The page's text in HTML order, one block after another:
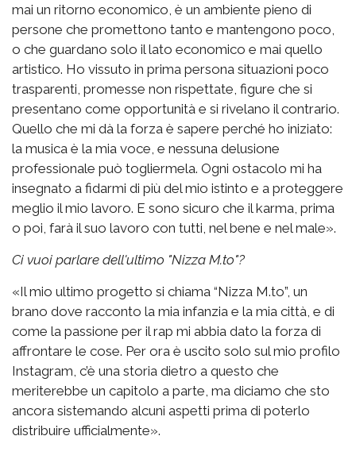
mai un ritorno economico, è un ambiente pieno di
persone che promettono tanto e mantengono poco,
o che guardano solo il lato economico e mai quello
artistico. Ho vissuto in prima persona situazioni poco
trasparenti, promesse non rispettate, figure che si
presentano come opportunità e si rivelano il contrario.
Quello che mi dà la forza è sapere perché ho iniziato:
la musica è la mia voce, e nessuna delusione
professionale può togliermela. Ogni ostacolo mi ha
insegnato a fidarmi di più del mio istinto e a proteggere
meglio il mio lavoro. E sono sicuro che il karma, prima
o poi, farà il suo lavoro con tutti, nel bene e nel male».
Ci vuoi parlare dell'ultimo "Nizza M.to"?
«Il mio ultimo progetto si chiama “Nizza M.to”, un
brano dove racconto la mia infanzia e la mia città, e di
come la passione per il rap mi abbia dato la forza di
affrontare le cose. Per ora è uscito solo sul mio profilo
Instagram, c’è una storia dietro a questo che
meriterebbe un capitolo a parte, ma diciamo che sto
ancora sistemando alcuni aspetti prima di poterlo
distribuire ufficialmente».